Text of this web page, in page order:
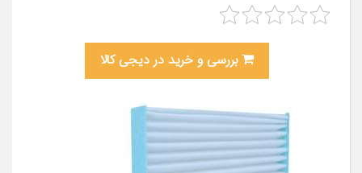
بررسی و خرید در دیجی کالا